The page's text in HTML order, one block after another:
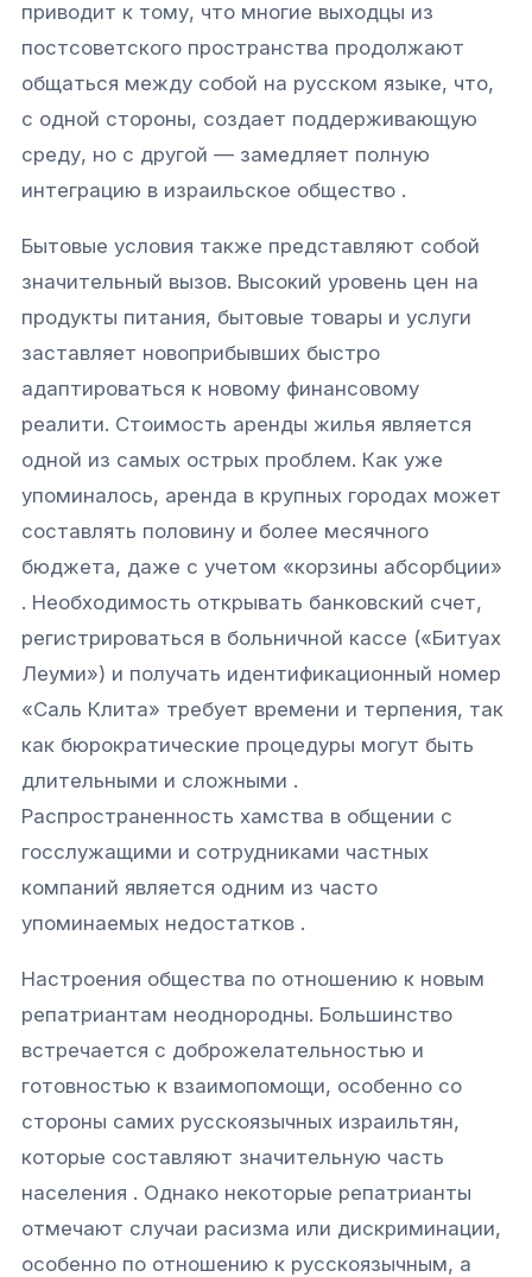
приводит к тому, что многие выходцы из
постсоветского пространства продолжают
общаться между собой на русском языке, что,
с одной стороны, создает поддерживающую
среду, но с другой — замедляет полную
интеграцию в израильское общество .
Бытовые условия также представляют собой
значительный вызов. Высокий уровень цен на
продукты питания, бытовые товары и услуги
заставляет новоприбывших быстро
адаптироваться к новому финансовому
реалити. Стоимость аренды жилья является
одной из самых острых проблем. Как уже
упоминалось, аренда в крупных городах может
составлять половину и более месячного
бюджета, даже с учетом «корзины абсорбции»
. Необходимость открывать банковский счет,
регистрироваться в больничной кассе («Битуах
Леуми») и получать идентификационный номер
«Саль Клита» требует времени и терпения, так
как бюрократические процедуры могут быть
длительными и сложными .
Распространенность хамства в общении с
госслужащими и сотрудниками частных
компаний является одним из часто
упоминаемых недостатков .
Настроения общества по отношению к новым
репатриантам неоднородны. Большинство
встречается с доброжелательностью и
готовностью к взаимопомощи, особенно со
стороны самих русскоязычных израильтян,
которые составляют значительную часть
населения . Однако некоторые репатрианты
отмечают случаи расизма или дискриминации,
особенно по отношению к русскоязычным, а